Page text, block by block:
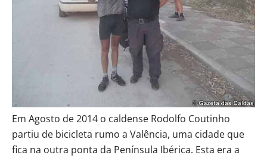
Em Agosto de 2014 o caldense Rodolfo Coutinho
partiu de bicicleta rumo a Valência, uma cidade que
fica na outra ponta da Península Ibérica. Esta era a